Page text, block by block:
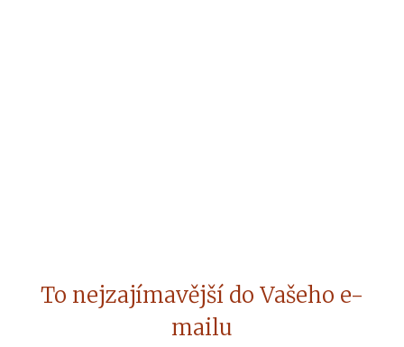
To nejzajímavější do Vašeho e-
mailu